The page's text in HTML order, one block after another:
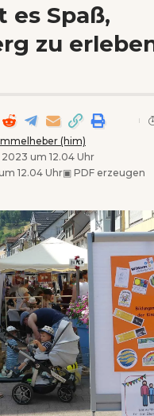
es Spaß,
zu
(him)
um 12.04 Uhr
12.04 Uhr▣ PDF erzeugen